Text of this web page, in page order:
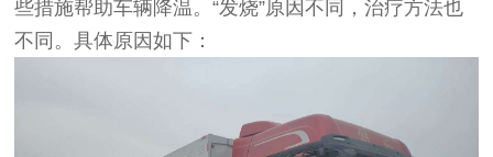
些措施帮助车辆降温。“发烧”原因不同，治疗方法也
不同。具体原因如下：